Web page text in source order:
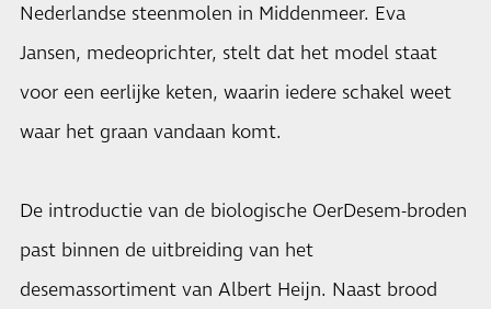
Nederlandse steenmolen in Middenmeer. Eva
Jansen, medeoprichter, stelt dat het model staat
voor een eerlijke keten, waarin iedere schakel weet
waar het graan vandaan komt.
De introductie van de biologische OerDesem-broden
past binnen de uitbreiding van het
desemassortiment van Albert Heijn. Naast brood